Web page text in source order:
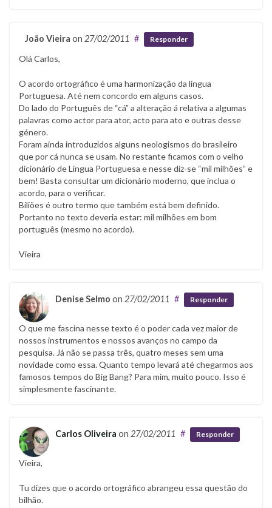
João Vieira on 27/02/2011 # Responder
Olá Carlos,
O acordo ortográfico é uma harmonização da língua
Portuguesa. Até nem concordo em alguns casos.
Do lado do Português de “cá” a alteração á relativa a algumas
palavras como actor para ator, acto para ato e outras desse
género.
Foram ainda introduzidos alguns neologismos do brasileiro
que por cá nunca se usam. No restante ficamos com o velho
dicionário de Língua Portuguesa e nesse diz-se “mil milhões” e
bem! Basta consultar um dicionário moderno, que inclua o
acordo, para o verificar.
Biliões é outro termo que também está bem definido.
Portanto no texto deveria estar: mil milhões em bom
português (mesmo no acordo).
Vieira
Denise Selmo on 27/02/2011 # Responder
O que me fascina nesse texto é o poder cada vez maior de
nossos instrumentos e nossos avanços no campo da
pesquisa. Já não se passa três, quatro meses sem uma
novidade como essa. Quanto tempo levará até chegarmos aos
famosos tempos do Big Bang? Para mim, muito pouco. Isso é
simplesmente fascinante.
Carlos Oliveira on 27/02/2011 # Responder
Vieira,
Tu dizes que o acordo ortográfico abrangeu essa questão do
bilhão.